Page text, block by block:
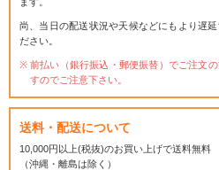
尚、当日の配送状況や天候などにもより遅
ださい。
前払い（銀行振込・郵便振替）でご注文の
すのでご注意下さい。
送料・配送について
10,000円以上(税抜)のお買い上げで送料無料
（沖縄・離島は除く）